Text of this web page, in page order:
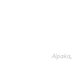
Alpaka,